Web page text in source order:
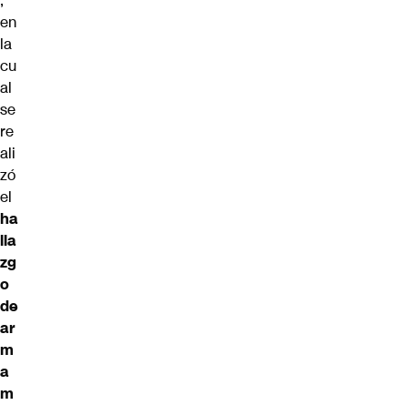
en
la
cu
al
se
re
ali
zó
el
ha
lla
zg
o
de
ar
m
a
m